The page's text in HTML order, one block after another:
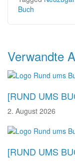
Buch
Verwandte
[RUND UMS
2. August 2026
[RUND UMS